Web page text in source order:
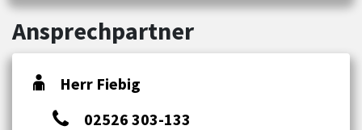
Ansprechpartner
Herr Fiebig
02526 303-133